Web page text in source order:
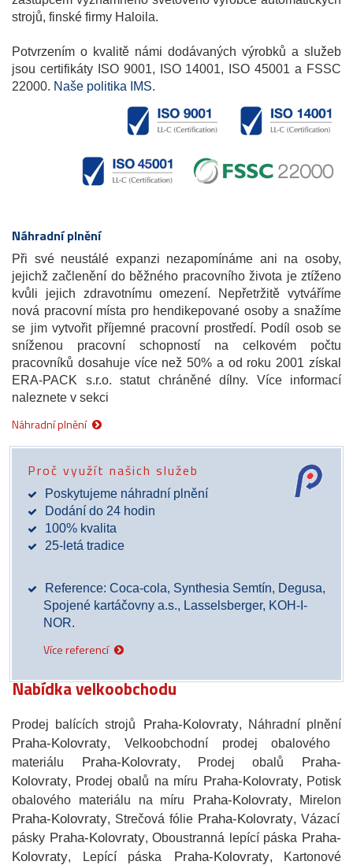
strojů, finské firmy Haloila.
Potvrzením o kvalitě námi dodávaných výrobků a služeb
jsou certifikáty ISO 9001, ISO 14001, ISO 45001 a FSSC
22000. Naše politika IMS.
Náhradní plnění
Při své neustálé expanzi nezapomínáme ani na osoby,
jejichž začlenění do běžného pracovního života je ztíženo
kvůli jejich zdravotnímu omezení. Nepřetržitě vytváříme
nová pracovní místa pro hendikepované osoby a snažíme
se jim vytvořit příjemné pracovní prostředí. Podíl osob se
sníženou pracovní schopností na celkovém počtu
pracovníků dosahuje více než 50% a od roku 2001 získal
ERA-PACK s.r.o. statut chráněné dílny. Více informací
naleznete v sekci
Náhradní plnění
Proč využít našich služeb
Poskytujeme náhradní plnění
Dodání do 24 hodin
100% kvalita
25-letá tradice
Reference: Coca-cola, Synthesia Semtín, Degusa,
Spojené kartáčovny a.s., Lasselsberger, KOH-I-
NOR.
Více referencí
Nabídka velkoobchodu
Prodej balících strojů Praha-Kolovraty, Náhradní plnění
Praha-Kolovraty, Velkoobchodní prodej obalového
materiálu
Praha-Kolovraty, Prodej obalů
Praha-
Kolovraty, Prodej obalů na míru Praha-Kolovraty, Potisk
obalového materiálu na míru
Praha-Kolovraty, Mirelon
Praha-Kolovraty, Strečová fóliePraha-Kolovraty, Vázací
pásky Praha-Kolovraty, Oboustranná lepící páskaPraha-
Kolovraty, Lepící páska Praha-Kolovraty, Kartonové